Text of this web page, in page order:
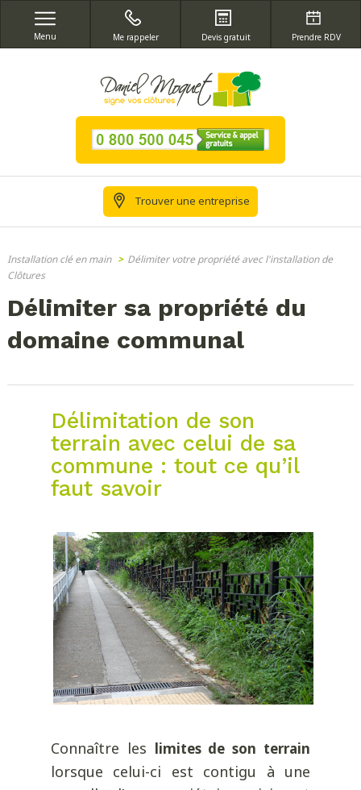
Menu Me rappeler Devis gratuit Prendre RDV
Trouver une entreprise
Installation clé en main > Délimiter votre propriété avec l'installation de
Clôtures
Délimiter sa propriété du
domaine communal
Délimitation de son
terrain avec celui de sa
commune : tout ce qu’il
faut savoir
Connaître les limites de son terrain
lorsque celui-ci est contigu à une